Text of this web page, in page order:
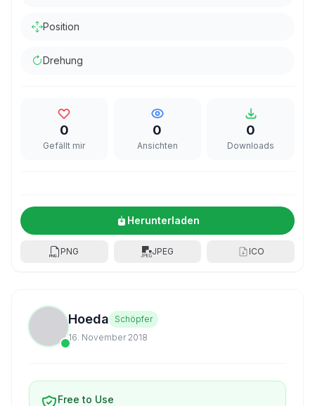
Position
Drehung
0
Gefällt mir
0
Ansichten
0
Downloads
Herunterladen
PNG JPEG ICO
Hoeda
Schöpfer
16. November 2018
Free to Use